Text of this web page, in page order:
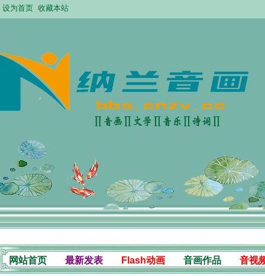
设为首页 收藏本站
网站首页 最新发表 Flash动画 音画作品 音视